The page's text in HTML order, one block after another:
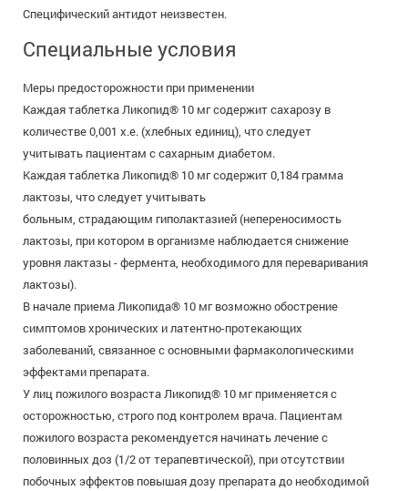
Специфический антидот неизвестен.
Специальные условия
Меры предосторожности при применении
Каждая таблетка Ликопид® 10 мг содержит сахарозу в
количестве 0,001 х.е. (хлебных единиц), что следует
учитывать пациентам с сахарным диабетом.
Каждая таблетка Ликопид® 10 мг содержит 0,184 грамма
лактозы, что следует учитывать
больным, страдающим гиполактазией (непереносимость
лактозы, при котором в организме наблюдается снижение
уровня лактазы - фермента, необходимого для переваривания
лактозы).
В начале приема Ликопида® 10 мг возможно обострение
симптомов хронических и латентно-протекающих
заболеваний, связанное с основными фармакологическими
эффектами препарата.
У лиц пожилого возраста Ликопид® 10 мг применяется с
осторожностью, строго под контролем врача. Пациентам
пожилого возраста рекомендуется начинать лечение с
половинных доз (1/2 от терапевтической), при отсутствии
побочных эффектов повышая дозу препарата до необходимой